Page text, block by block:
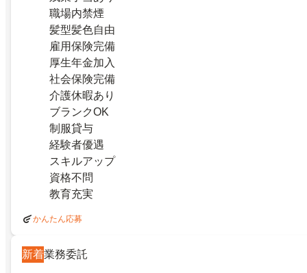
職場内禁煙
髪型髪色自由
雇用保険完備
厚生年金加入
社会保険完備
介護休暇あり
ブランクOK
制服貸与
経験者優遇
スキルアップ
資格不問
教育充実
かんたん応募
新着業務委託